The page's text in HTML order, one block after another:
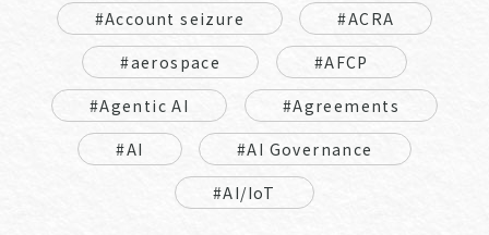
#Account seizure
#ACRA
#aerospace
#AFCP
#Agentic AI
#Agreements
#AI
#AI Governance
#AI/IoT